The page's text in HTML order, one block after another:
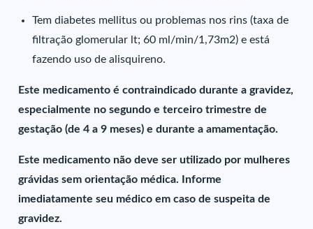
Tem diabetes mellitus ou problemas nos rins (taxa de
filtração glomerular lt; 60 ml/min/1,73m2) e está
fazendo uso de alisquireno.
Este medicamento é contraindicado durante a gravidez,
especialmente no segundo e terceiro trimestre de
gestação (de 4 a 9 meses) e durante a amamentação.
Este medicamento não deve ser utilizado por mulheres
grávidas sem orientação médica. Informe
imediatamente seu médico em caso de suspeita de
gravidez.